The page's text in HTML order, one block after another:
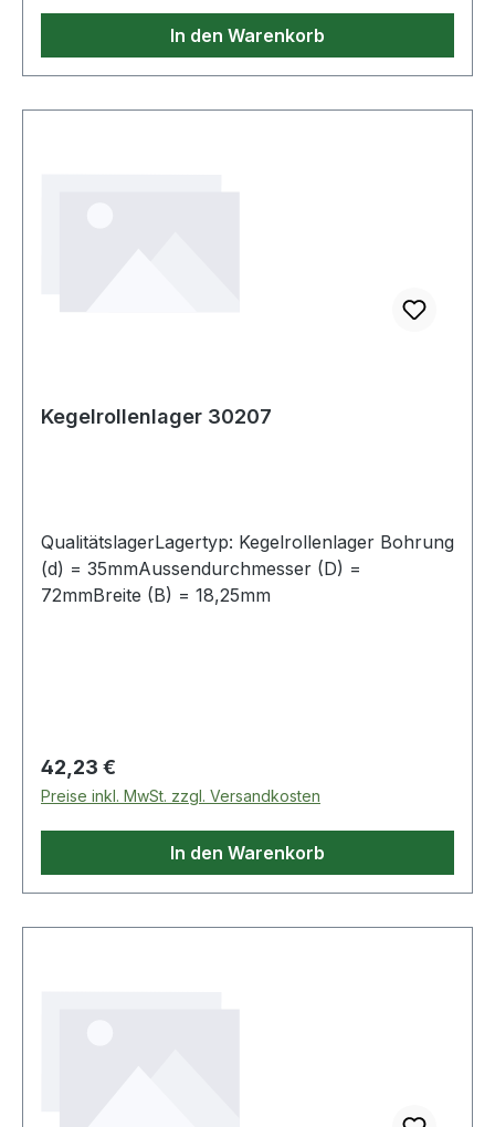
In den Warenkorb
Kegelrollenlager 30207
QualitätslagerLagertyp: Kegelrollenlager Bohrung
(d) = 35mmAussendurchmesser (D) =
72mmBreite (B) = 18,25mm
Regulärer Preis:
42,23 €
Preise inkl. MwSt. zzgl. Versandkosten
In den Warenkorb